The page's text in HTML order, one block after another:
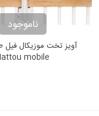
ناموجود
آویز تخت موزیکال فیل
mobile